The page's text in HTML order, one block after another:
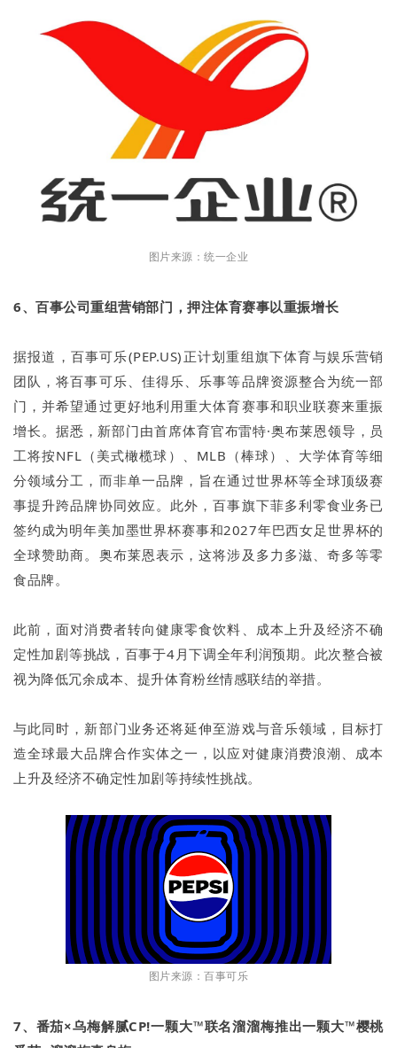
图片来源：统一企业
6、百事公司重组营销部门，押注体育赛事以重振增长
据报道，百事可乐(PEP.US)正计划重组旗下体育与娱乐营销
团队，将百事可乐、佳得乐、乐事等品牌资源整合为统一部
门，并希望通过更好地利用重大体育赛事和职业联赛来重振
增长。据悉，新部门由首席体育官布雷特·奥布莱恩领导，员
工将按NFL（美式橄榄球）、MLB（棒球）、大学体育等细
分领域分工，而非单一品牌，旨在通过世界杯等全球顶级赛
事提升跨品牌协同效应。此外，百事旗下菲多利零食业务已
签约成为明年美加墨世界杯赛事和2027年巴西女足世界杯的
全球赞助商。奥布莱恩表示，这将涉及多力多滋、奇多等零
食品牌。
此前，面对消费者转向健康零食饮料、成本上升及经济不确
定性加剧等挑战，百事于4月下调全年利润预期。此次整合被
视为降低冗余成本、提升体育粉丝情感联结的举措。
与此同时，新部门业务还将延伸至游戏与音乐领域，目标打
造全球最大品牌合作实体之一，以应对健康消费浪潮、成本
上升及经济不确定性加剧等持续性挑战。
图片来源：百事可乐
7、番茄×乌梅解腻CP!一颗大™联名溜溜梅推出一颗大™樱桃